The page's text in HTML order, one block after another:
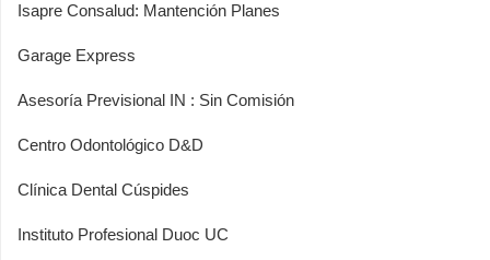
Isapre Consalud: Mantención Planes
Garage Express
Asesoría Previsional IN : Sin Comisión
Centro Odontológico D&D
Clínica Dental Cúspides
Instituto Profesional Duoc UC